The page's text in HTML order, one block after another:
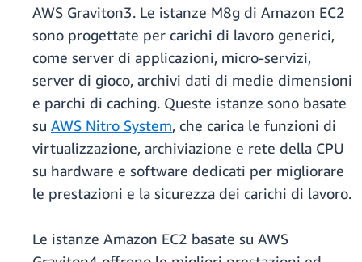
AWS Graviton3. Le istanze M8g di Amazon EC2
sono progettate per carichi di lavoro generici,
come server di applicazioni, micro-servizi,
server di gioco, archivi dati di medie dimensioni
e parchi di caching. Queste istanze sono basate
su AWS Nitro System, che carica le funzioni di
virtualizzazione, archiviazione e rete della CPU
su hardware e software dedicati per migliorare
le prestazioni e la sicurezza dei carichi di lavoro.
Le istanze Amazon EC2 basate su AWS